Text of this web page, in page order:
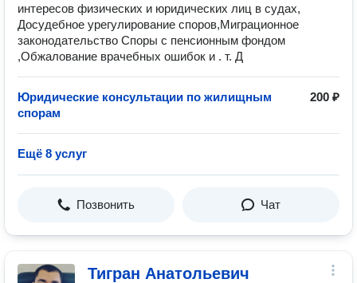
интересов физических и юридических лиц в судах,
Досудебное урегулирование споров,Миграционное
законодательство Споры с пенсионным фондом
,Обжалование врачебных ошибок и . т. Д
Юридические консультации по жилищным
спорам
200 ₽
Ещё 8 услуг
Позвонить Чат
Тигран Анатольевич